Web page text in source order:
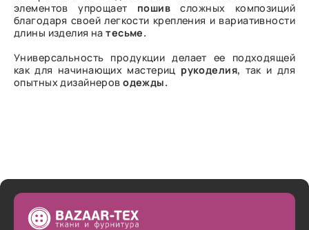
элементов упрощает пошив сложных композиций
благодаря своей легкости крепления и вариативности
длины изделия натесьме.
Универсальность продукции делает ее подходящей
как для начинающих мастериц рукоделия, так и для
опытных дизайнероводежды.